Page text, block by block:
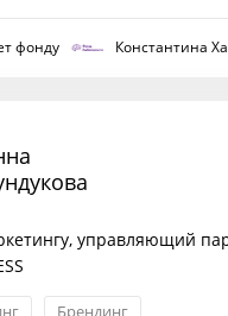
менеджмент
фонду Константина
управляющий